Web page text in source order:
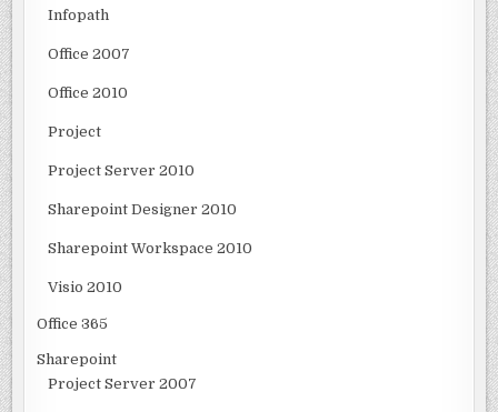
Infopath
Office 2007
Office 2010
Project
Project Server 2010
Sharepoint Designer 2010
Sharepoint Workspace 2010
Visio 2010
Office 365
Sharepoint
Project Server 2007